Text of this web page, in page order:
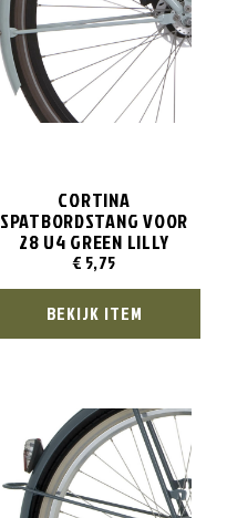
CORTINA
SPATBORDSTANG VOOR
28 U4 GREEN LILLY
€ 5,75
BEKIJK ITEM